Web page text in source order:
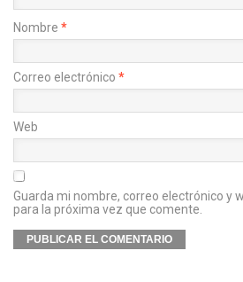
Nombre *
Correo electrónico *
Web
Guarda mi nombre, correo electrónico y
para la próxima vez que comente.